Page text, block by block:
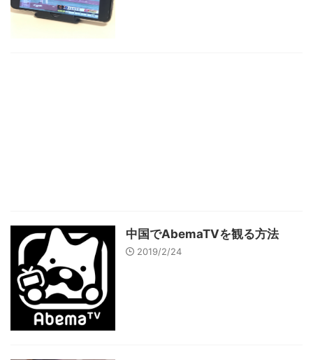
中国でAbemaTVを観る方法
2019/2/24